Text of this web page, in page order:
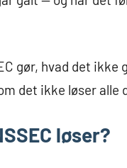
gør, hvad det ikke
det ikke løser alle
løser?